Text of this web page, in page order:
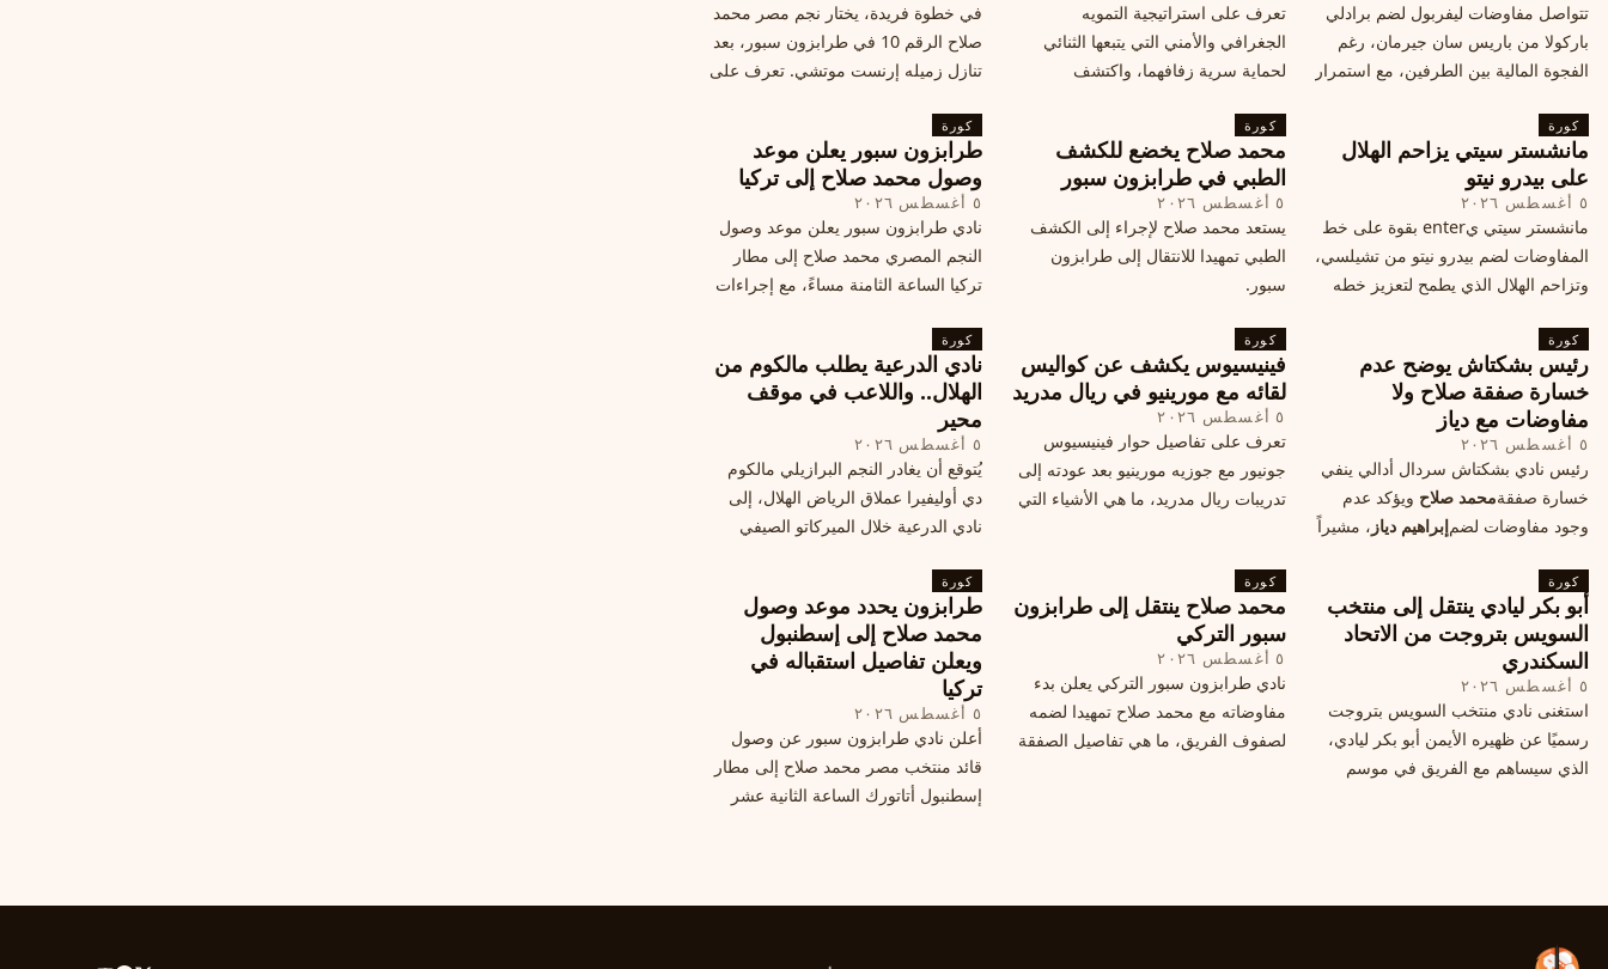
تتواصل مفاوضات ليفربول لضم برادلي
باركولا من باريس سان جيرمان، رغم
الفجوة المالية بين الطرفين، مع استمرار
إغلاق سوق الانتقالات
تعرف على استراتيجية التمويه
الجغرافي والأمني التي يتبعها الثنائي
لحماية سرية زفافهما، واكتشف
في البرتغال، واعرف ما هي الخطوات
القادمة في هذا الحدث العالمي
في خطوة فريدة، يختار نجم مصر محمد
صلاح الرقم 10 في طرابزون سبور، بعد
تنازل زميله إرنست موتشي. تعرف على
كورة
مانشستر سيتي يزاحم الهلال
على بيدرو نيتو
٥ أغسطس ٢٠٢٦
مانشستر سيتي يenter بقوة على خط
المفاوضات لضم بيدرو نيتو من تشيلسي،
وتزاحم الهلال الذي يطمح لتعزيز خطه
كورة
محمد صلاح يخضع للكشف
الطبي في طرابزون سبور
٥ أغسطس ٢٠٢٦
يستعد محمد صلاح لإجراء إلى الكشف
الطبي تمهيدا للانتقال إلى طرابزون
سبور.
كورة
طرابزون سبور يعلن موعد
وصول محمد صلاح إلى تركيا
٥ أغسطس ٢٠٢٦
نادي طرابزون سبور يعلن موعد وصول
النجم المصري محمد صلاح إلى مطار
تركيا الساعة الثامنة مساءً، مع إجراءات
جديد ومكافآت مالية.
كورة
رئيس بشكتاش يوضح عدم
خسارة صفقة صلاح ولا
مفاوضات مع دياز
٥ أغسطس ٢٠٢٦
رئيس نادي بشكتاش سردال أدالي ينفي
خسارة صفقةمحمد صلاح ويؤكد عدم
وجود مفاوضات لضمإبراهيم دياز ، مشيراً
محتملة أخرى.
كورة
فينيسيوس يكشف عن كواليس
لقائه مع مورينيو في ريال مدريد
٥ أغسطس ٢٠٢٦
تعرف على تفاصيل حوار فينيسيوس
جونيور مع جوزيه مورينيو بعد عودته إلى
تدريبات ريال مدريد، ما هي الأشياء التي
كورة
نادي الدرعية يطلب مالكوم من
الهلال.. واللاعب في موقف
محير
٥ أغسطس ٢٠٢٦
يُتوقع أن يغادر النجم البرازيلي مالكوم
دي أوليفيرا عملاق الرياض الهلال، إلى
نادي الدرعية خلال الميركاتو الصيفي
هذا الانتقال، وسط تقارير تفيد أن الهلال
يرحب بفراقته.
كورة
أبو بكر ليادي ينتقل إلى منتخب
السويس بتروجت من الاتحاد
السكندري
٥ أغسطس ٢٠٢٦
استغنى نادي منتخب السويس بتروجت
رسميًا عن ظهيره الأيمن أبو بكر ليادي،
الذي سيساهم مع الفريق في موسم
كورة
محمد صلاح ينتقل إلى طرابزون
سبور التركي
٥ أغسطس ٢٠٢٦
نادي طرابزون سبور التركي يعلن بدء
مفاوضاته مع محمد صلاح تمهيدا لضمه
لصفوف الفريق، ما هي تفاصيل الصفقة
كورة
طرابزون يحدد موعد وصول
محمد صلاح إلى إسطنبول
ويعلن تفاصيل استقباله في
تركيا
٥ أغسطس ٢٠٢٦
أعلن نادي طرابزون سبور عن وصول
قائد منتخب مصر محمد صلاح إلى مطار
إسطنبول أتاتورك الساعة الثانية عشر
التركية الكبرى.